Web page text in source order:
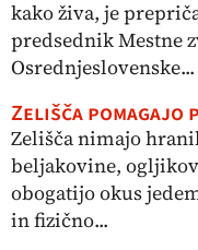
kako živa, je
predsednik Mestne
Osrednjeslovenske...
Zelišča pomagajo
Zelišča nimajo
beljakovine,
obogatijo okus
in fizično...